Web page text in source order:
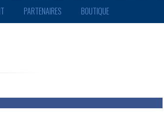
PARTENAIRES BOUTIQUE